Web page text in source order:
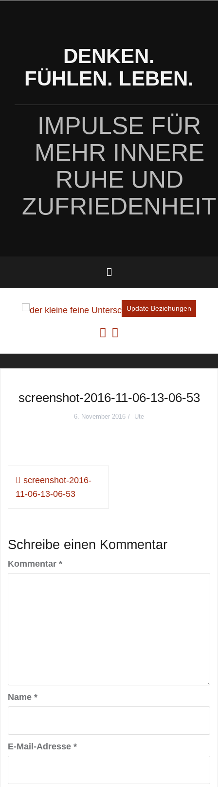
DENKEN.
FÜHLEN. LEBEN.
IMPULSE FÜR
MEHR INNERE
RUHE UND
ZUFRIEDENHEIT
Update Beziehungen
screenshot-2016-11-06-13-06-53
6. November 2016 Ute
Beitragsnavigation
screenshot-2016-
11-06-13-06-53
Schreibe einen Kommentar
Kommentar *
Name *
E-Mail-Adresse *